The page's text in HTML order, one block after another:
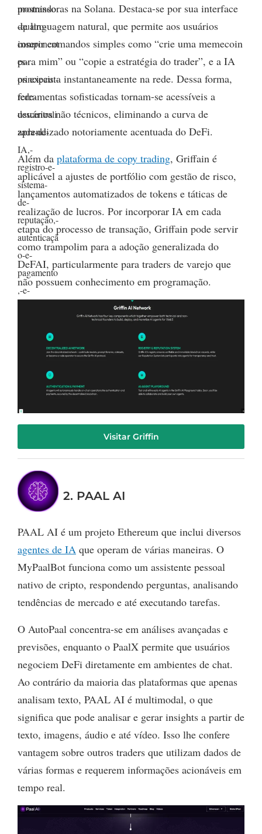
promissoras na Solana. Destaca-se por sua interface
de linguagem natural, que permite aos usuários
inserir comandos simples como “crie uma memecoin
para mim” ou “copie a estratégia do trader”, e a IA
os executa instantaneamente na rede. Dessa forma,
ferramentas sofisticadas tornam-se acessíveis a
usuários não técnicos, eliminando a curva de
aprendizado notoriamente acentuada do DeFi.
Além da plataforma de copy trading, Griffain é
aplicável a ajustes de portfólio com gestão de risco,
lançamentos automatizados de tokens e táticas de
realização de lucros. Por incorporar IA em cada
etapa do processo de transação, Griffain pode servir
como trampolim para a adoção generalizada do
DeFAI, particularmente para traders de varejo que
não possuem conhecimento em programação.
Visitar Griffin
2. PAAL AI
PAAL AI é um projeto Ethereum que inclui diversos
agentes de IA que operam de várias maneiras. O
MyPaalBot funciona como um assistente pessoal
nativo de cripto, respondendo perguntas, analisando
tendências de mercado e até executando tarefas.
O AutoPaal concentra-se em análises avançadas e
previsões, enquanto o PaalX permite que usuários
negociem DeFi diretamente em ambientes de chat.
Ao contrário da maioria das plataformas que apenas
analisam texto, PAAL AI é multimodal, o que
significa que pode analisar e gerar insights a partir de
texto, imagens, áudio e até vídeo. Isso lhe confere
vantagem sobre outros traders que utilizam dados de
várias formas e requerem informações acionáveis em
tempo real.